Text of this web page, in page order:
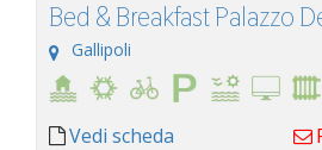
Bed & Breakfast Palazzo
Gallipoli
Vedi scheda